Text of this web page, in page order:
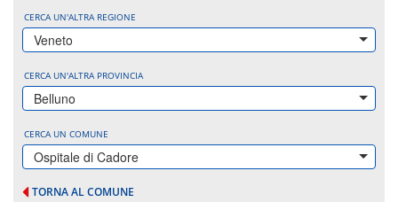
CERCA UN'ALTRA REGIONE
Veneto
CERCA UN'ALTRA PROVINCIA
Belluno
CERCA UN COMUNE
Ospitale di Cadore
TORNA AL COMUNE